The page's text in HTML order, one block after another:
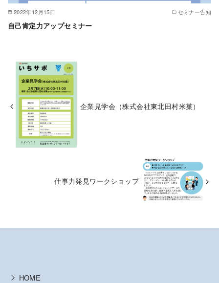
2022年12月15日 セミナー告知
自己肯定力アップセミナー
企業見学会（株式会社東北田村米菓）
仕事力発見ワークショップ
HOME